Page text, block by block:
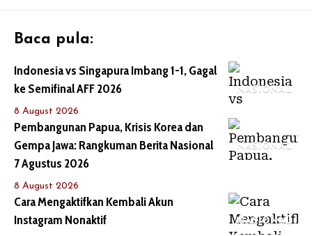
Baca pula:
NASIONAL
Indonesia vs Singapura Imbang 1-1, Gagal
ke Semifinal AFF 2026
8 August 2026
NASIONAL
Pembangunan Papua, Krisis Korea dan
Gempa Jawa: Rangkuman Berita Nasional
7 Agustus 2026
8 August 2026
NASIONAL
Cara Mengaktifkan Kembali Akun
Instagram Nonaktif